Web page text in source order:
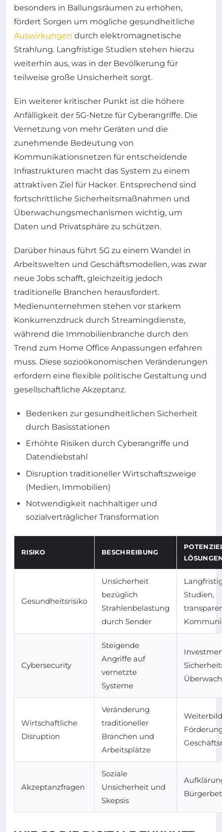
besonders in Ballungsräumen zu erhöhen,
fördert Sorgen um mögliche gesundheitliche
Auswirkungen durch elektromagnetische
Strahlung. Langfristige Studien stehen hierzu
weiterhin aus, was in der Bevölkerung für
teilweise große Unsicherheit sorgt.
Ein weiterer kritischer Punkt ist die höhere
Anfälligkeit der 5G-Netze für Cyberangriffe. Die
Vernetzung von mehr Geräten und die
zunehmende Bedeutung von
Kommunikationsnetzen für entscheidende
Infrastrukturen macht das System zu einem
attraktiven Ziel für Hacker. Entsprechend sind
fortschrittliche Sicherheitsmaßnahmen und
Überwachungsmechanismen wichtig, um
Daten und Privatsphäre zu schützen.
Darüber hinaus führt 5G zu einem Wandel in
Arbeitswelten und Geschäftsmodellen, was zwar
neue Jobs schafft, gleichzeitig jedoch
traditionelle Branchen herausfordert.
Medienunternehmen stehen vor starkem
Konkurrenzdruck durch Streamingdienste,
während die Immobilienbranche durch den
Trend zum Home Office Anpassungen erfahren
muss. Diese sozioökonomischen Veränderungen
erfordern eine flexible politische Gestaltung und
gesellschaftliche Akzeptanz.
Bedenken zur gesundheitlichen Sicherheit
durch Basisstationen
Erhöhte Risiken durch Cyberangriffe und
Datendiebstahl
Disruption traditioneller Wirtschaftszweige
(Medien, Immobilien)
Notwendigkeit nachhaltiger und
sozialverträglicher Transformation
RISIKO BESCHREIBUNG
Gesundheitsrisiko
Unsicherheit
bezüglich
Strahlenbelastung
durch Sender
Studien,
Cybersecurity
Steigende
Angriffe auf
vernetzte
Systeme
Wirtschaftliche
Disruption
Veränderung
traditioneller
Branchen und
Arbeitsplätze
Akzeptanzfragen
Soziale
Unsicherheit und
Skepsis